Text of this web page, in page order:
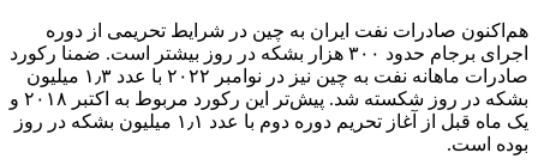
هم‌اکنون صادرات نفت ایران به چین در شرایط تحریمی از دوره
اجرای برجام حدود ۳۰۰ هزار بشکه در روز بیشتر است. ضمنا رکورد
صادرات ماهانه نفت به چین نیز در نوامبر ۲۰۲۲ با عدد ۱٫۳ میلیون
بشکه در روز شکسته شد. پیش‌تر این رکورد مربوط به اکتبر ۲۰۱۸ و
یک ماه قبل از آغاز تحریم دوره دوم با عدد ۱٫۱ میلیون بشکه در روز
بوده است.